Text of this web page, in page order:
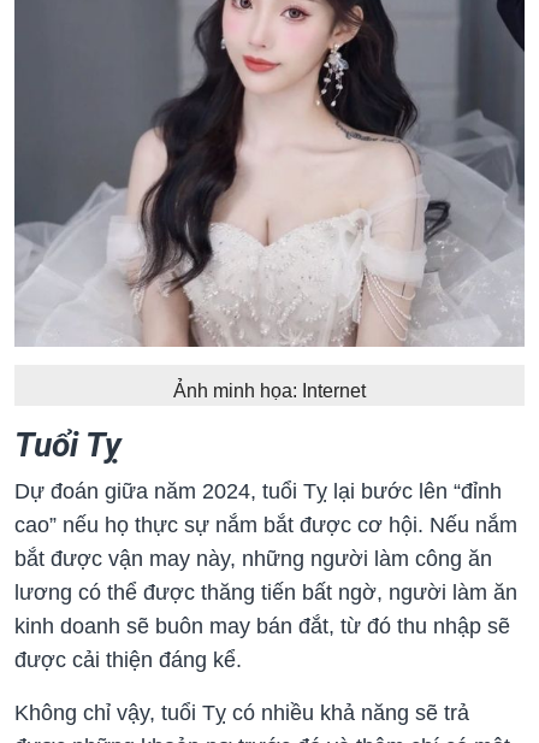
Ảnh minh họa: Internet
Tuổi Tỵ
Dự đoán giữa năm 2024, tuổi Tỵ lại bước lên “đỉnh
cao” nếu họ thực sự nắm bắt được cơ hội. Nếu nắm
bắt được vận may này, những người làm công ăn
lương có thể được thăng tiến bất ngờ, người làm ăn
kinh doanh sẽ buôn may bán đắt, từ đó thu nhập sẽ
được cải thiện đáng kể.
Không chỉ vậy, tuổi Tỵ có nhiều khả năng sẽ trả